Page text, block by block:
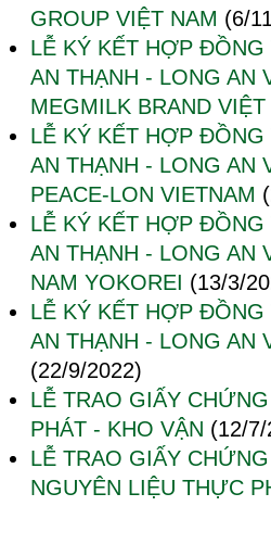
GROUP VIỆT NAM (6/
LỄ KÝ KẾT HỢP
AN THẠNH - LONG AN
MEGMILK BRAND VIỆT
LỄ KÝ KẾT HỢP
AN THẠNH - LONG AN
PEACE-LON VIETNAM
LỄ KÝ KẾT HỢP
AN THẠNH - LONG AN
NAM YOKOREI (13/3/
LỄ KÝ KẾT HỢP
AN THẠNH - LONG AN
(22/9/2022)
LỄ TRAO GIẤY
PHÁT - KHO VẬN (12/
LỄ TRAO GIẤY
NGUYÊN LIỆU THỰC